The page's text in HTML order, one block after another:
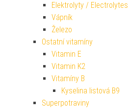
Elektrolyty / Electrolytes
Vápník
Železo
Ostatní vitamíny
Vitamin E
Vitamin K2
Vitamíny B
Kyselina listová B9
Superpotraviny